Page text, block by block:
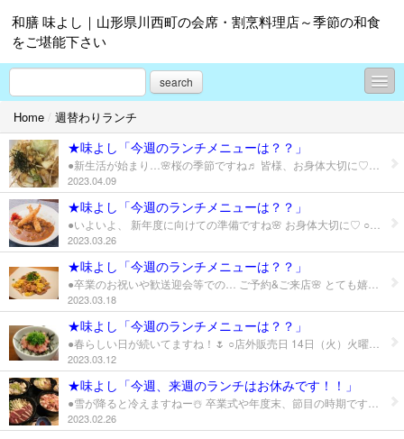
和膳 味よし｜山形県川西町の会席・割烹料理店～季節の和食
をご堪能下さい
search
お知らせ
週替わりランチ
お料理のご紹介
おすすめのお酒・お飲み物
コース料理
女将日記
味よしムービー
プロフィール
お問合せ
Home / 週替わりランチ
★味よし「今週のランチメニューは？？」
2023.04.09
★味よし「今週のランチメニューは？？」
2023.03.26
★味よし「今週のランチメニューは？？」
2023.03.18
★味よし「今週のランチメニューは？？」
2023.03.12
★味よし「今週、来週のランチはお休みです！！」
2023.02.26